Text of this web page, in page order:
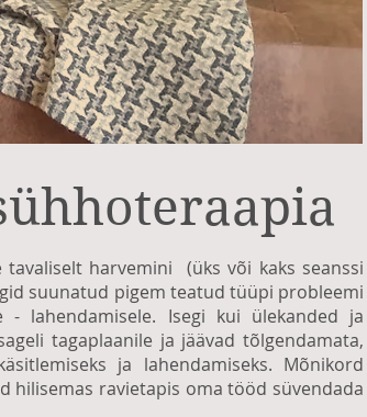
harvemini (üks või kaks seanssi
suunatud pigem teatud tüüpi probleemi
lahendamisele. Isegi kui ülekanded ja
tagaplaanile ja jäävad tõlgendamata,
ja lahendamiseks. Mõnikord
hilisemas ravietapis oma tööd süvendada